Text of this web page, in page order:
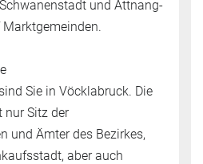
und Attnang-
Sie in Vöcklabruck. Die
nur Sitz der
und Ämter des Bezirkes,
aber auch